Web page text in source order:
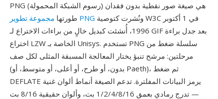
PNG (رسوم الشبكة المحمولة) هي صيغة صور نقطية بدون فقدان
طورتها مجموعة تطوير PNG
1996، أُنشئت كبديل خالٍ من براءات الاختراع لـ GIF بعد جدل براءة
اختراع LZW الخاصة بـ Unisys. تستخدم PNG سلسلة ضغط من
مرحلتين: مرشح تنبؤ يختار المعالجة المسبقة المثلى لكل صف
(بدون، أو طرح، أو أعلى، أو متوسط، أو Paeth)، ثم ضغط
DEFLATE يرمز البيانات المفلترة. تدعم الصيغة أنماط ألوان غنية
— تدرج رمادي بعمق 1/2/4/8/16 بت، وألوان حقيقية 8/16 بت